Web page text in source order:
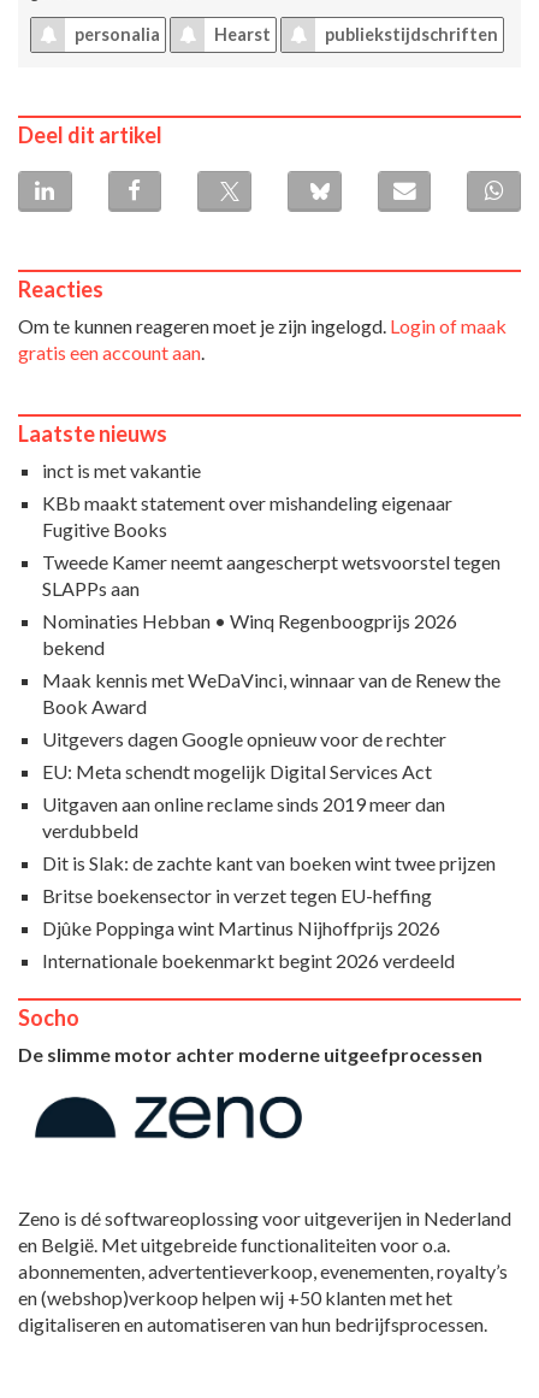
personalia Hearst publiekstijdschriften
Deel dit artikel
Reacties
Om te kunnen reageren moet je zijn ingelogd. Login of maak
gratis een account aan
Laatste nieuws
inct is met vakantie
KBb maakt statement over mishandeling eigenaar
Fugitive Books
Tweede Kamer neemt aangescherpt wetsvoorstel tegen
SLAPPs aan
Nominaties Hebban • Winq Regenboogprijs 2026
bekend
Maak kennis met WeDaVinci, winnaar van de Renew the
Book Award
Uitgevers dagen Google opnieuw voor de rechter
EU: Meta schendt mogelijk Digital Services Act
Uitgaven aan online reclame sinds 2019 meer dan
verdubbeld
Dit is Slak: de zachte kant van boeken wint twee prijzen
Britse boekensector in verzet tegen EU-heffing
Djûke Poppinga wint Martinus Nijhoffprijs 2026
Internationale boekenmarkt begint 2026 verdeeld
Socho
De slimme motor achter moderne uitgeefprocessen
Zeno is dé softwareoplossing voor uitgeverijen in Nederland
en België. Met uitgebreide functionaliteiten voor o.a.
abonnementen, advertentieverkoop, evenementen, royalty’s
en (webshop)verkoop helpen wij +50 klanten met het
digitaliseren en automatiseren van hun bedrijfsprocessen.